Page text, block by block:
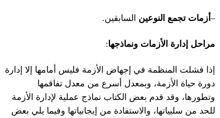
–أزمات تجمع النوعين السابقين.
مراحل إدارة الأزمات ونماذجها:
إذا فشلت المنظمة في إجهاض الأزمة فليس أمامها إلا إدارة
دورة حياة الأزمة، وبمعدل أسرع من معدل تفاقمها
وتطورها، وقد قدم بعض الكتاب نماذج عملية لإدارة الأزمة
للحد من سلبياتها، والاستفادة من إيجابياتها وفيما يلي بعض